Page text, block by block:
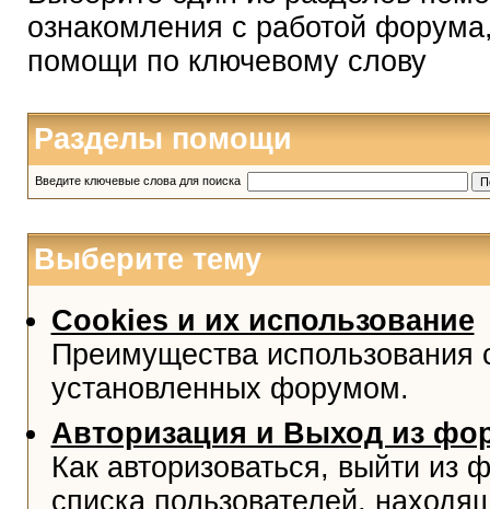
ознакомления с работой
помощи по ключевому слову
Разделы помощи
Введите ключевые слова для поиска
Выберите тему
Cookies и их использование
Преимущества
установленных форумом.
Авторизация и Выход из
Как авторизоваться, выйти из
списка пользователей,